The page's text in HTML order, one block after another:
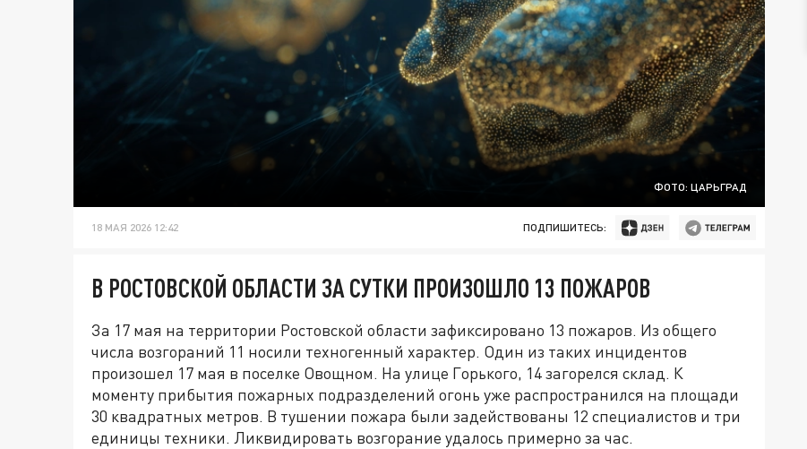
ФОТО: ЦАРЬГРАД
18 МАЯ 2026 12:42 ПОДПИШИТЕСЬ:
В РОСТОВСКОЙ ОБЛАСТИ ЗА СУТКИ ПРОИЗОШЛО 13 ПОЖАРОВ
За 17 мая на территории Ростовской области зафиксировано 13 пожаров. Из общего
числа возгораний 11 носили техногенный характер. Один из таких инцидентов
произошел 17 мая в поселке Овощном. На улице Горького, 14 загорелся склад. К
моменту прибытия пожарных подразделений огонь уже распространился на площади
30 квадратных метров. В тушении пожара были задействованы 12 специалистов и три
единицы техники. Ликвидировать возгорание удалось примерно за час.